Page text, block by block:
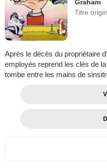
Graham
Titre
Après le décès du propriétaire
employés reprend les clés de
tombe entre les mains de